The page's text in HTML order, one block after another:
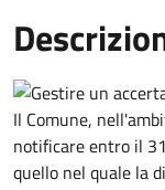
Il Comune,
notificare entro il
quello nel quale la